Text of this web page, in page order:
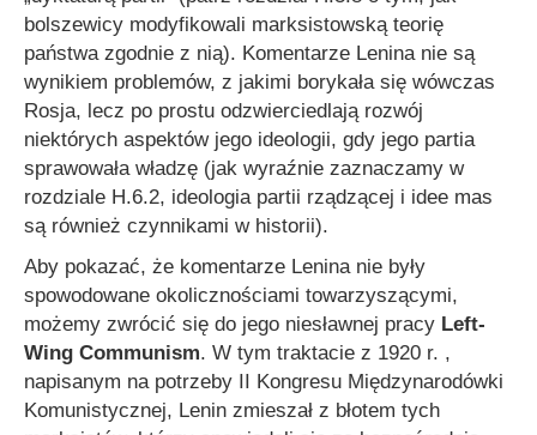
bolszewicy modyfikowali marksistowską teorię
państwa zgodnie z nią). Komentarze Lenina nie są
wynikiem problemów, z jakimi borykała się wówczas
Rosja, lecz po prostu odzwierciedlają rozwój
niektórych aspektów jego ideologii, gdy jego partia
sprawowała władzę (jak wyraźnie zaznaczamy w
rozdziale H.6.2, ideologia partii rządzącej i idee mas
są również czynnikami w historii).
Aby pokazać, że komentarze Lenina nie były
spowodowane okolicznościami towarzyszącymi,
możemy zwrócić się do jego niesławnej pracy Left-
Wing Communism. W tym traktacie z 1920 r. ,
napisanym na potrzeby II Kongresu Międzynarodówki
Komunistycznej, Lenin zmieszał z błotem tych